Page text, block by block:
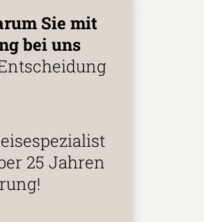
Sie mit
bei uns
25 Jahren